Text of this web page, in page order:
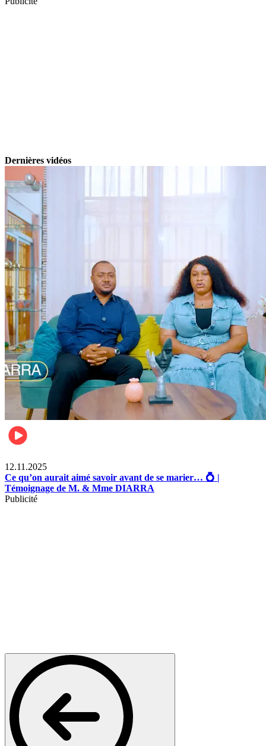
Dernières vidéos
12.11.2025
Ce qu’on aurait aimé savoir avant de se marier… 💍 |
Témoignage de M. & Mme DIARRA
Publicité